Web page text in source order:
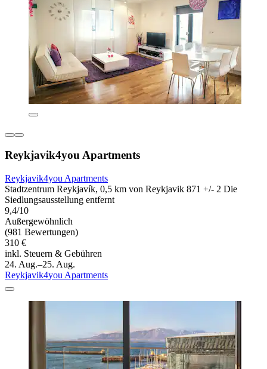
Reykjavik4you Apartments
Reykjavik4you Apartments
Stadtzentrum Reykjavík, 0,5 km von Reykjavik 871 +/- 2 Die
Siedlungsausstellung entfernt
9,4/10
Außergewöhnlich
(981 Bewertungen)
310 €
inkl. Steuern & Gebühren
24. Aug.–25. Aug.
Reykjavik4you Apartments